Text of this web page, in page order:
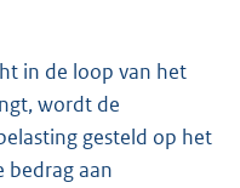
in de loop van het
wordt de
gesteld op het
bedrag aan